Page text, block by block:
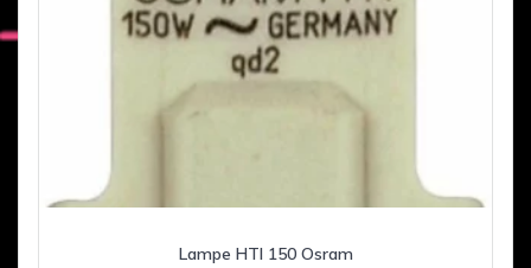
Lampe HTI 150 Osram